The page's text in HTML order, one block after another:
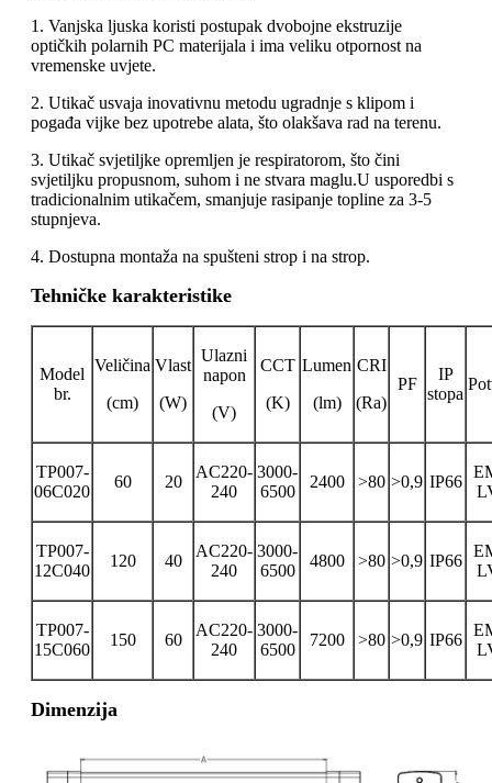
1. Vanjska ljuska koristi postupak dvobojne ekstruzije
optičkih polarnih PC materijala i ima veliku otpornost na
vremenske uvjete.
2. Utikač usvaja inovativnu metodu ugradnje s klipom i
pogađa vijke bez upotrebe alata, što olakšava rad na terenu.
3. Utikač svjetiljke opremljen je respiratorom, što čini
svjetiljku propusnom, suhom i ne stvara maglu.U usporedbi s
tradicionalnim utikačem, smanjuje rasipanje topline za 3-5
stupnjeva.
4. Dostupna montaža na spušteni strop i na strop.
Tehničke karakteristike
Model
br.
Veličina
(cm)
Vlast
(W)
Ulazni
napon
(V)
CCT
(K)
Lumen
(lm)
CRI
(Ra)
PF
IP
stopa
TP007-
06C020
60 20
AC220-
240
3000-
6500
2400 >80 >0,9 IP66
TP007-
12C040
120 40
AC220-
240
3000-
6500
4800 >80 >0,9 IP66
TP007-
15C060
150 60
AC220-
240
3000-
6500
7200 >80 >0,9 IP66
Dimenzija